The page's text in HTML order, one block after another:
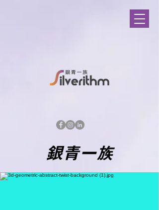
銀青一族
銀青一族